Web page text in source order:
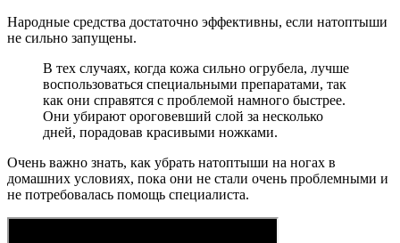
Народные средства достаточно эффективны, если натоптыши
не сильно запущены.
В тех случаях, когда кожа сильно огрубела, лучше
воспользоваться специальными препаратами, так
как они справятся с проблемой намного быстрее.
Они убирают ороговевший слой за несколько
дней, порадовав красивыми ножками.
Очень важно знать, как убрать натоптыши на ногах в
домашних условиях, пока они не стали очень проблемными и
не потребовалась помощь специалиста.